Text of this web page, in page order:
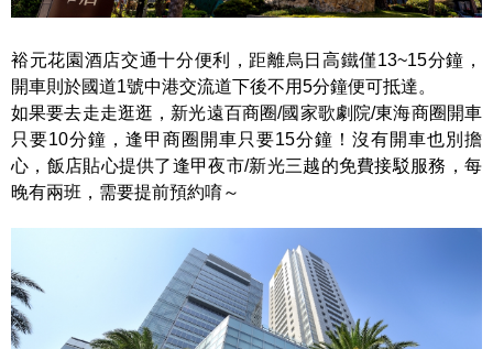
裕元花園酒店交通十分便利，距離烏日高鐵僅13~15分鐘，
開車則於國道1號中港交流道下後不用5分鐘便可抵達。
如果要去走走逛逛，新光遠百商圈/國家歌劇院/東海商圈開車
只要10分鐘，逢甲商圈開車只要15分鐘！沒有開車也別擔
心，飯店貼心提供了逢甲夜市/新光三越的免費接駁服務，每
晚有兩班，需要提前預約唷～